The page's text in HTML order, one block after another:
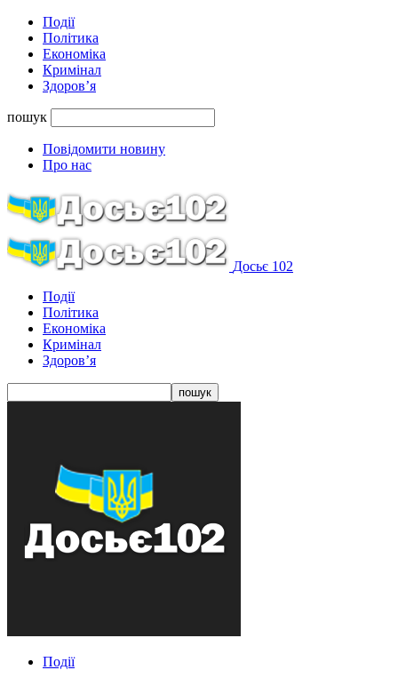
Події
Політика
Економіка
Кримінал
Здоров’я
пошук
Повідомити новину
Про нас
Досьє 102
Події
Політика
Економіка
Кримінал
Здоров’я
Події